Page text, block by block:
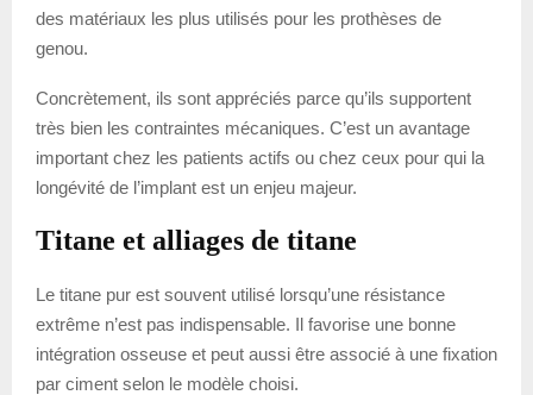
des matériaux les plus utilisés pour les prothèses de
genou.
Concrètement, ils sont appréciés parce qu’ils supportent
très bien les contraintes mécaniques. C’est un avantage
important chez les patients actifs ou chez ceux pour qui la
longévité de l’implant est un enjeu majeur.
Titane et alliages de titane
Le titane pur est souvent utilisé lorsqu’une résistance
extrême n’est pas indispensable. Il favorise une bonne
intégration osseuse et peut aussi être associé à une fixation
par ciment selon le modèle choisi.